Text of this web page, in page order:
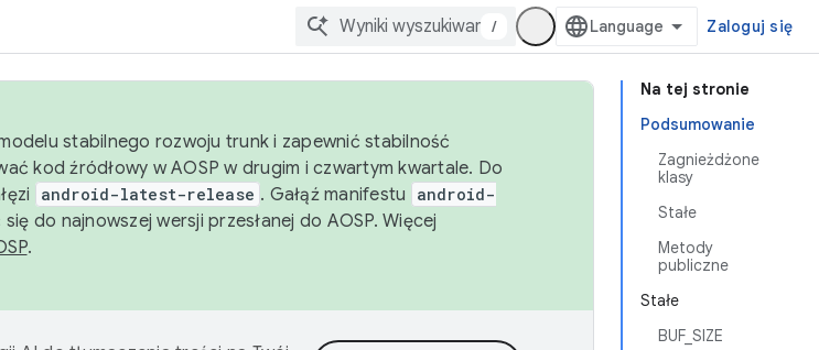
/ Zaloguj się
Na tej stronie
Podsumowanie
Zagnieżdżone
klasy
Stałe
Metody
publiczne
Stałe
BUF_SIZE
stabilnego rozwoju trunk i zapewnić stabilność
kod źródłowy w AOSP w drugim i czwartym kwartale. Do
android-latest-release . Gałąź manifestu
android-
do najnowszej wersji przesłanej do AOSP. Więcej
.